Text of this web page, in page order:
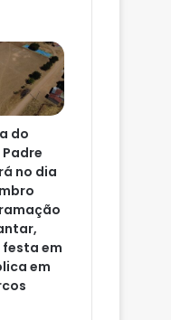
do
no dia
em
em